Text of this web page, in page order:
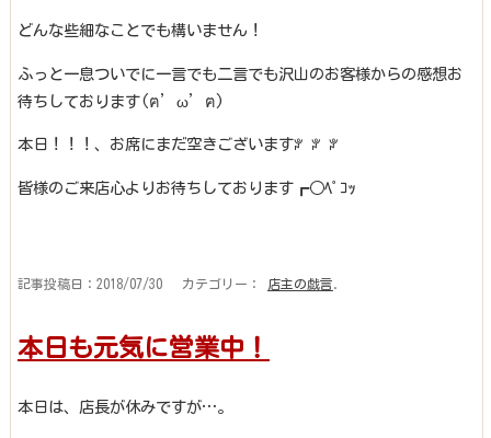
どんな些細なことでも構いません！
ふっと一息ついでに一言でも二言でも沢山のお客様からの感想お
待ちしております(ฅ’ω’ฅ)
本日！！！、お席にまだ空きございますꐕ ꐕ ꐕ
皆様のご来店心よりお待ちしております┏○ﾍﾟｺｯ
記事投稿日：2018/07/30 カテゴリー： 店主の戯言
本日も元気に営業中！
本日は、店長が休みですが…。